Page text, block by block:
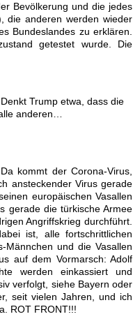
Bevölkerung und die jedes
die anderen werden wieder
Bundeslandes zu erklären.
getestet wurde. Die
Denkt Trump etwa, dass die
anderen…
Da kommt der Corona-Virus,
ansteckender Virus gerade
europäischen Vasallen
gerade die türkische Armee
Angriffskrieg durchführt.
ist, alle fortschrittlichen
und die Vasallen
auf dem Vormarsch: Adolf
werden einkassiert und
verfolgt, siehe Bayern oder
seit vielen Jahren, und ich
ROT FRONT!!!